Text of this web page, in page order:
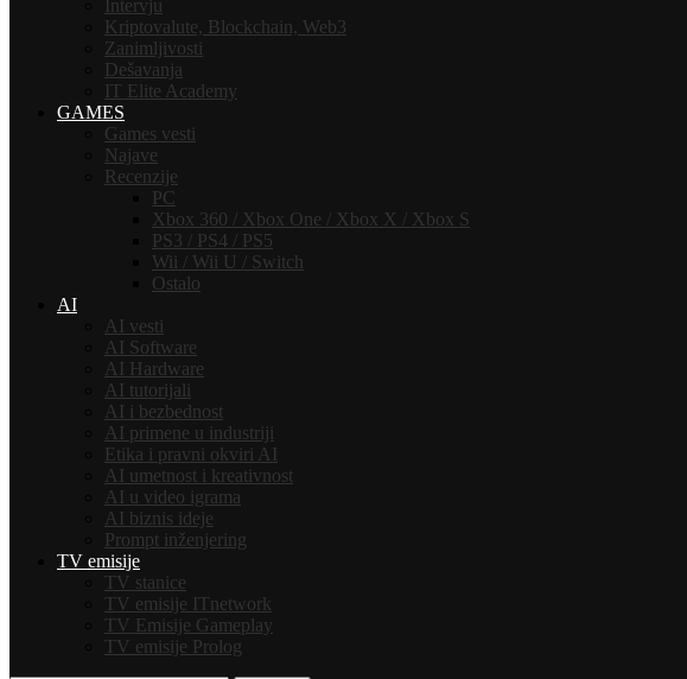
Intervju
Kriptovalute, Blockchain, Web3
Zanimljivosti
Dešavanja
IT Elite Academy
GAMES
Games vesti
Najave
Recenzije
PC
Xbox 360 / Xbox One / Xbox X / Xbox S
PS3 / PS4 / PS5
Wii / Wii U / Switch
Ostalo
AI
AI vesti
AI Software
AI Hardware
AI tutorijali
AI i bezbednost
AI primene u industriji
Etika i pravni okviri AI
AI umetnost i kreativnost
AI u video igrama
AI biznis ideje
Prompt inženjering
TV emisije
TV stanice
TV emisije ITnetwork
TV Emisije Gameplay
TV emisije Prolog